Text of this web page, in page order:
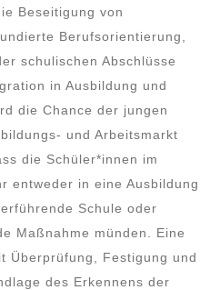
Beseitigung von
Berufsorientierung,
schulischen Abschlüsse
in Ausbildung und
die Chance der jungen
und Arbeitsmarkt
die Schüler*innen im
entweder in eine Ausbildung
Schule oder
Maßnahme münden. Eine
Überprüfung, Festigung und
des Erkennens der